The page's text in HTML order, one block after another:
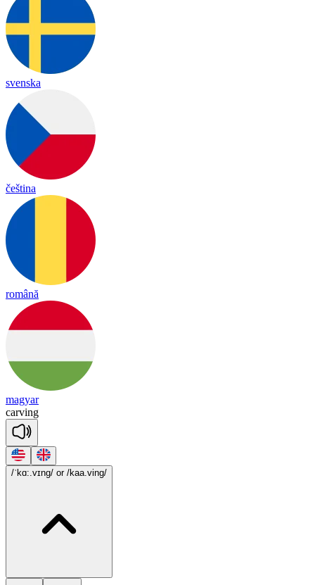
svenska
čeština
română
magyar
carving
/ˈkɑ:.vɪng/ or /kaa.ving/